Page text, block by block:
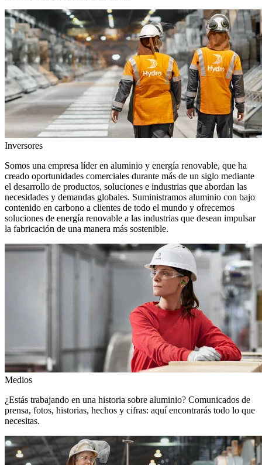
Inversores
Somos una empresa líder en aluminio y energía renovable, que ha
creado oportunidades comerciales durante más de un siglo mediante
el desarrollo de productos, soluciones e industrias que abordan las
necesidades y demandas globales. Suministramos aluminio con bajo
contenido en carbono a clientes de todo el mundo y ofrecemos
soluciones de energía renovable a las industrias que desean impulsar
la fabricación de una manera más sostenible.
Medios
¿Estás trabajando en una historia sobre aluminio? Comunicados de
prensa, fotos, historias, hechos y cifras: aquí encontrarás todo lo que
necesitas.